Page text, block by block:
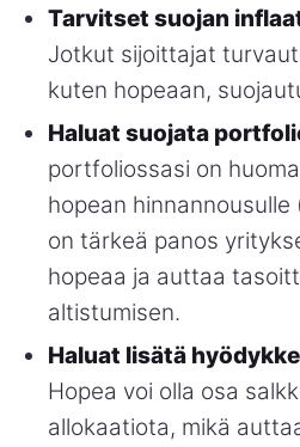
Tarvitset suojan
Jotkut sijoittajat
kuten hopeaan,
Haluat suojata
portfoliossasi on
hopean hinnannousulle
on tärkeä panos
hopeaa ja auttaa
altistumisen.
Haluat lisätä
Hopea voi olla osa
allokaatiota, mikä